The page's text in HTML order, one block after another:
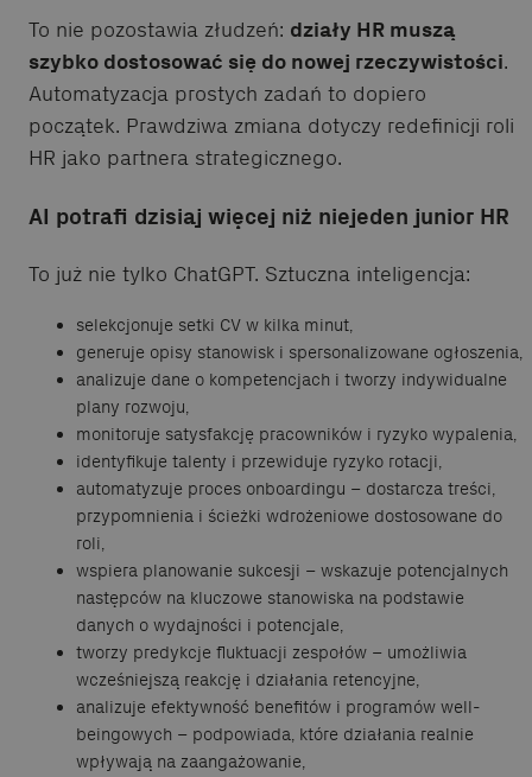
To nie pozostawia złudzeń: działy HR muszą
szybko dostosować się do nowej rzeczywistości.
Automatyzacja prostych zadań to dopiero
początek. Prawdziwa zmiana dotyczy redefinicji roli
HR jako partnera strategicznego.
AI potrafi dzisiaj więcej niż niejeden junior HR
To już nie tylko ChatGPT. Sztuczna inteligencja:
selekcjonuje setki CV w kilka minut,
generuje opisy stanowisk i spersonalizowane ogłoszenia,
analizuje dane o kompetencjach i tworzy indywidualne
plany rozwoju,
monitoruje satysfakcję pracowników i ryzyko wypalenia,
identyfikuje talenty i przewiduje ryzyko rotacji,
automatyzuje proces onboardingu – dostarcza treści,
przypomnienia i ścieżki wdrożeniowe dostosowane do
roli,
wspiera planowanie sukcesji – wskazuje potencjalnych
następców na kluczowe stanowiska na podstawie
danych o wydajności i potencjale,
tworzy predykcje fluktuacji zespołów – umożliwia
wcześniejszą reakcję i działania retencyjne,
analizuje efektywność benefitów i programów well-
beingowych – podpowiada, które działania realnie
wpływają na zaangażowanie,